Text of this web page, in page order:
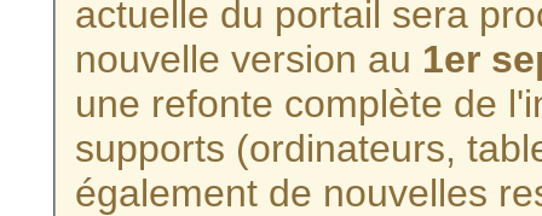
actuelle du portail sera
nouvelle version au 1er
une refonte complète de
supports (ordinateurs,
également de nouvelles